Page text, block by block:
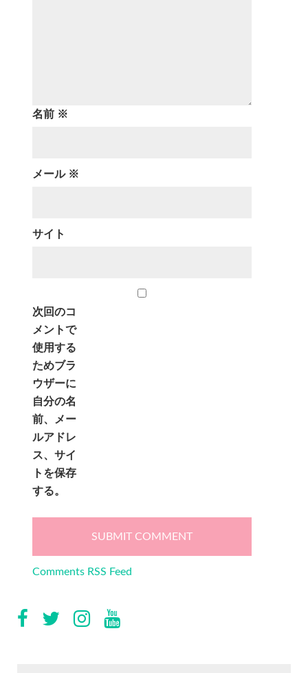
名前 ※
メール ※
サイト
次回のコ
メントで
使用する
ためブラ
ウザーに
自分の名
前、メー
ルアドレ
ス、サイ
トを保存
する。
Comments RSS Feed